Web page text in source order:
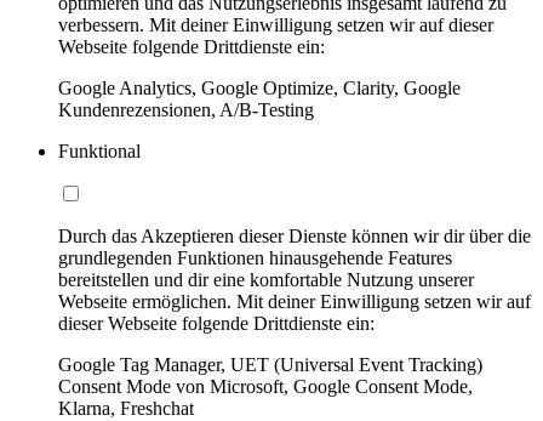
verbessern. Mit deiner Einwilligung setzen wir auf dieser
Webseite folgende Drittdienste ein:
Google Analytics, Google Optimize, Clarity, Google
Kundenrezensionen, A/B-Testing
Funktional
Durch das Akzeptieren dieser Dienste können wir dir über die
grundlegenden Funktionen hinausgehende Features
bereitstellen und dir eine komfortable Nutzung unserer
Webseite ermöglichen. Mit deiner Einwilligung setzen wir auf
dieser Webseite folgende Drittdienste ein:
Google Tag Manager, UET (Universal Event Tracking)
Consent Mode von Microsoft, Google Consent Mode,
Klarna, Freshchat